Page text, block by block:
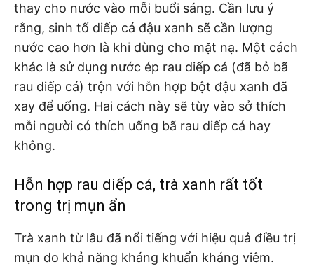
thay cho nước vào mỗi buổi sáng. Cần lưu ý
rằng, sinh tố diếp cá đậu xanh sẽ cần lượng
nước cao hơn là khi dùng cho mặt nạ. Một cách
khác là sử dụng nước ép rau diếp cá (đã bỏ bã
rau diếp cá) trộn với hỗn hợp bột đậu xanh đã
xay để uống. Hai cách này sẽ tùy vào sở thích
mỗi người có thích uống bã rau diếp cá hay
không.
Hỗn hợp rau diếp cá, trà xanh rất tốt
trong trị mụn ẩn
Trà xanh từ lâu đã nổi tiếng với hiệu quả điều trị
mụn do khả năng kháng khuẩn kháng viêm.